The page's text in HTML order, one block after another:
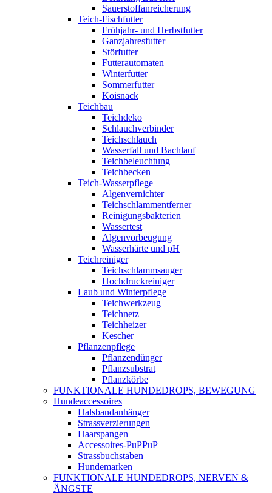
Sauerstoffanreicherung
Teich-Fischfutter
Frühjahr- und Herbstfutter
Ganzjahresfutter
Störfutter
Futterautomaten
Winterfutter
Sommerfutter
Koisnack
Teichbau
Teichdeko
Schlauchverbinder
Teichschlauch
Wasserfall und Bachlauf
Teichbeleuchtung
Teichbecken
Teich-Wasserpflege
Algenvernichter
Teichschlammentferner
Reinigungsbakterien
Wassertest
Algenvorbeugung
Wasserhärte und pH
Teichreiniger
Teichschlammsauger
Hochdruckreiniger
Laub und Winterpflege
Teichwerkzeug
Teichnetz
Teichheizer
Kescher
Pflanzenpflege
Pflanzendünger
Pflanzsubstrat
Pflanzkörbe
FUNKTIONALE HUNDEDROPS, BEWEGUNG
Hundeaccessoires
Halsbandanhänger
Strassverzierungen
Haarspangen
Accessoires-PuPPuP
Strassbuchstaben
Hundemarken
FUNKTIONALE HUNDEDROPS, NERVEN &
ÄNGSTE